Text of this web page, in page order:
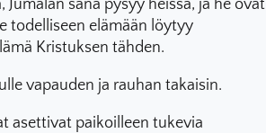
Jumalan sana pysyy heissä, ja he ovat
todelliseen elämään löytyy
Kristuksen tähden.
vapauden ja rauhan takaisin.
asettivat paikoilleen tukevia